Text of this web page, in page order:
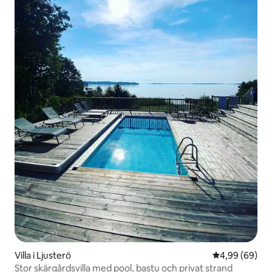
Villa i Ljusterö 4,99 av 5 i
4,99 (69)
Stor skärgårdsvilla med pool, bastu och privat strand